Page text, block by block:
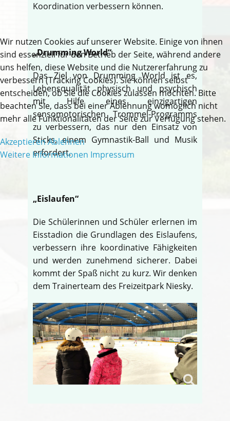
Koordination verbessern können.
„Drumming World“
Das Ziel von Drumming World ist es,
Lebensqualität physisch und psychisch
mit Hilfe eines einzigartigen
sensomotorischen Trommel-Programms
zu verbessern, das nur den Einsatz von
Sticks, einem Gymnastik-Ball und Musik
erfordert.
„Eislaufen“
Die Schülerinnen und Schüler erlernen im
Eisstadion die Grundlagen des Eislaufens,
verbessern ihre koordinative Fähigkeiten
und werden zunehmend sicherer. Dabei
kommt der Spaß nicht zu kurz. Wir denken
dem Trainerteam des Freizeitpark Niesky.
Wir nutzen Cookies auf unserer Website. Einige von ihnen
sind essenziell für den Betrieb der Seite, während andere
uns helfen, diese Website und die Nutzererfahrung zu
verbessern (Tracking Cookies). Sie können selbst
entscheiden, ob Sie die Cookies zulassen möchten. Bitte
beachten Sie, dass bei einer Ablehnung womöglich nicht
mehr alle Funktionalitäten der Seite zur Verfügung stehen.
AkzeptierenAblehnen
Weitere Informationen Impressum